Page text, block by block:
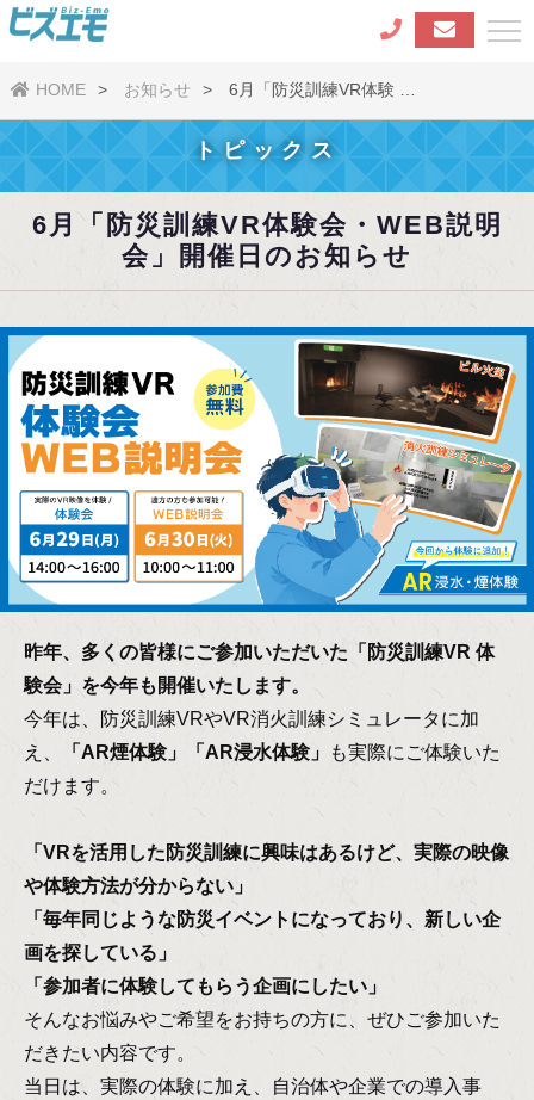
HOME お知らせ 6月「防災訓練VR体験 …
トピックス
6月「防災訓練VR体験会・WEB説明
会」開催日のお知らせ
昨年、多くの皆様にご参加いただいた「防災訓練VR 体
験会」を今年も開催いたします。
今年は、防災訓練VRやVR消火訓練シミュレータに加
え、
「AR煙体験」「AR浸水体験」
も実際にご体験いた
だけます。
「VRを活用した防災訓練に興味はあるけど、実際の映像
や体験方法が分からない」
「毎年同じような防災イベントになっており、新しい企
画を探している」
「参加者に体験してもらう企画にしたい」
そんなお悩みやご希望をお持ちの方に、ぜひご参加いた
だきたい内容です。
当日は、実際の体験に加え、自治体や企業での導入事